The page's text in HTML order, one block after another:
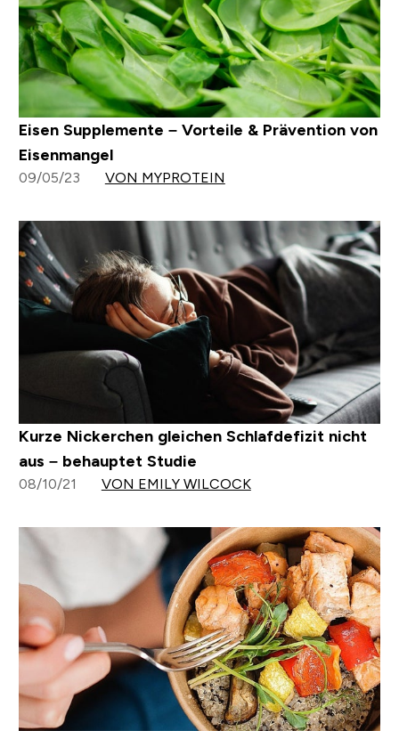
Eisen Supplemente – Vorteile & Prävention von
Eisenmangel
09/05/23 VON MYPROTEIN
Kurze Nickerchen gleichen Schlafdefizit nicht
aus – behauptet Studie
08/10/21 VON EMILY WILCOCK